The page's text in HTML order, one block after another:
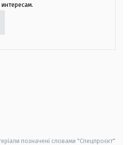
позначені словами "Спецпроєкт"